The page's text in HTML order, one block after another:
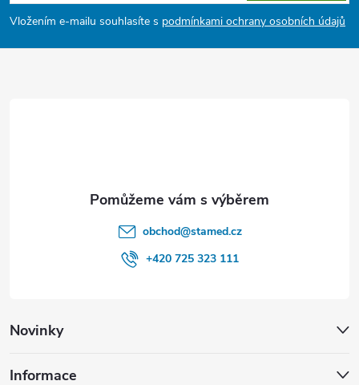
p
a
Vložením e-mailu souhlasíte s podmínkami ochrany osobních údajů
Novinky
Informace
obchod@stamed.cz
+420 725 323 111